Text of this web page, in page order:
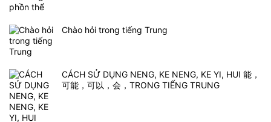
Chào hỏi trong tiếng Trung
CÁCH SỬ DỤNG NENG, KE NENG, KE YI, HUI 能，
可能，可以，会，TRONG TIẾNG TRUNG